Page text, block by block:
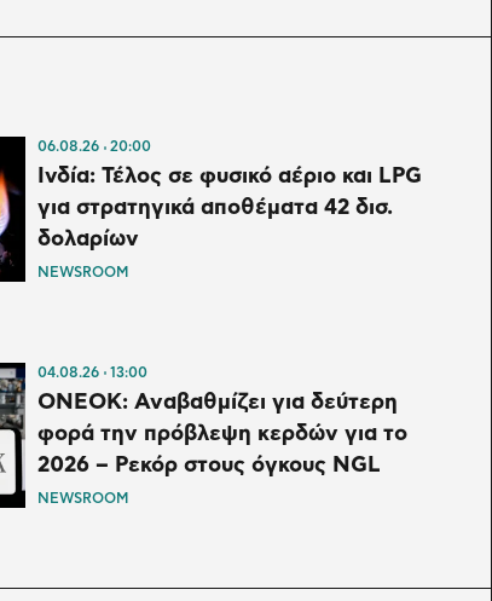
06.08.26 20:00
Ινδία: Τέλος σε φυσικό αέριο και LPG
για στρατηγικά αποθέματα 42 δισ.
δολαρίων
NEWSROOM
04.08.26 13:00
ONEOK: Αναβαθμίζει για δεύτερη
φορά την πρόβλεψη κερδών για το
2026 – Ρεκόρ στους όγκους NGL
NEWSROOM